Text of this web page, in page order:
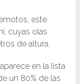
este
cuyas olas
de altura.
en la lista
un 80% de las